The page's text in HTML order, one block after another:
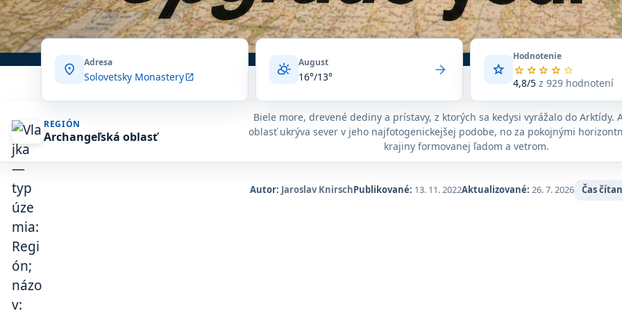
location_on Adresa
Solovetsky Monasteryopen_in_new partly_cloudy_day August
16°/13° arrow_forward star
Hodnotenie
star star star star star
4,8/5z 929 hodnotení
Priemerné
hodnotenie
5
na
základe
na
Google
REGIÓN
Archangeľská oblasť
Biele more, drevené dediny a prístavy, z ktorých sa kedysi vyrážalo do Arktídy.
oblasť ukrýva sever v jeho najfotogenickejšej podobe, no za pokojnými
krajiny formovanej ľadom a vetrom.
Autor: Jaroslav KnirschPublikované: 13. 11. 2022Aktualizované: 26. 7. 2026 Čas